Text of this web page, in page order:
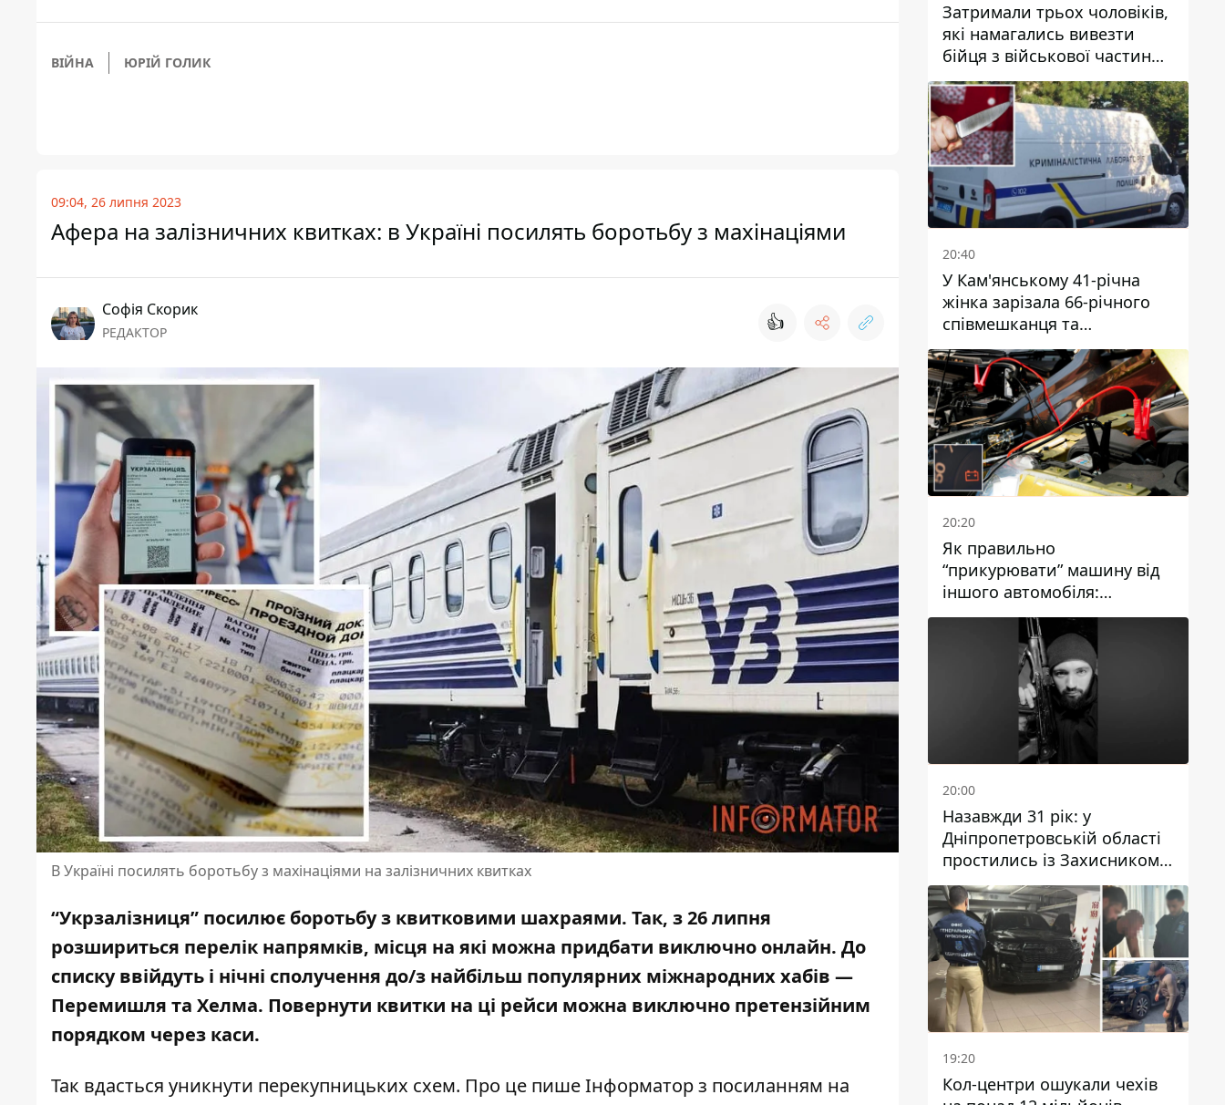
ВІЙНА ЮРІЙ ГОЛИК
09:04, 26 липня 2023
Афера на залізничних квитках: в Україні посилять боротьбу з махінаціями
Софія Скорик
РЕДАКТОР 👍
В Україні посилять боротьбу з махінаціями на залізничних квитках
“Укрзалізниця” посилює боротьбу з квитковими шахраями. Так, з 26 липня
розшириться перелік напрямків, місця на які можна придбати виключно онлайн. До
списку ввійдуть і нічні сполучення до/з найбільш популярних міжнародних хабів —
Перемишля та Хелма. Повернути квитки на ці рейси можна виключно претензійним
порядком через каси.
Так вдасться уникнути перекупницьких схем. Про це пише Інформаторз посиланням на
Затримали трьох чоловіків,
які намагались вивезти
бійця з військової частини
до Дніпра за 7 тисяч
доларів: серед них був лікар
20:40
У Кам'янському 41-річна
жінка зарізала 66-річного
співмешканця та
намагалась обманути
поліцейських
20:20
Як правильно
“прикурювати” машину від
іншого автомобіля:
інструкція для водіїв
20:00
Назавжди 31 рік: у
Дніпропетровській області
простились із Захисником
Олександром Рєпіним
19:20
Кол-центри ошукали чехів